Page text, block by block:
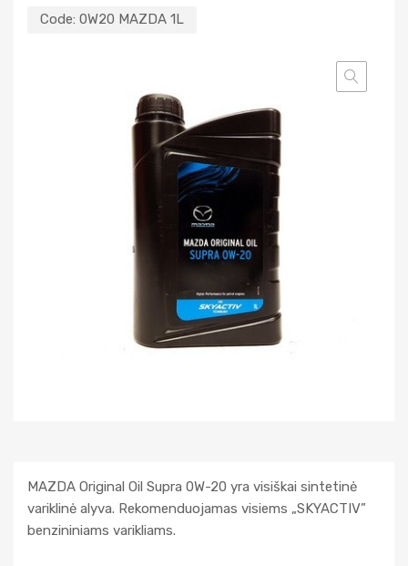
Code: 0W20 MAZDA 1L
MAZDA Original Oil Supra 0W-20 yra visiškai sintetinė
variklinė alyva. Rekomenduojamas visiems „SKYACTIV”
benzininiams varikliams.